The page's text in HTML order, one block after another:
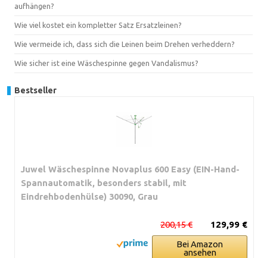
aufhängen?
Wie viel kostet ein kompletter Satz Ersatzleinen?
Wie vermeide ich, dass sich die Leinen beim Drehen verheddern?
Wie sicher ist eine Wäschespinne gegen Vandalismus?
Bestseller
Juwel Wäschespinne Novaplus 600 Easy (EIN-Hand-
Spannautomatik, besonders stabil, mit
Eindrehbodenhülse) 30090, Grau
129,99 €
200,15 €
Bei Amazon
ansehen